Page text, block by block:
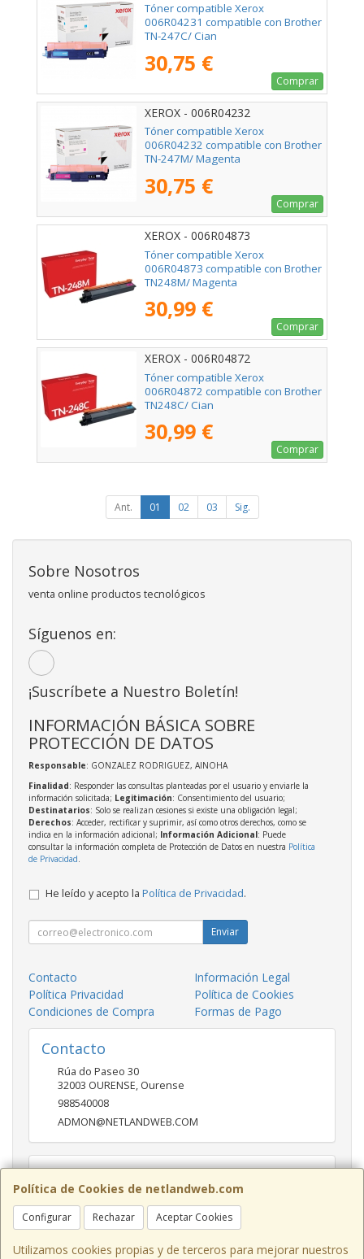
Tóner compatible Xerox
006R04231 compatible con Brother
TN-247C/ Cian
30,75 €
Comprar
XEROX - 006R04232
Tóner compatible Xerox
006R04232 compatible con Brother
TN-247M/ Magenta
30,75 €
Comprar
XEROX - 006R04873
Tóner compatible Xerox
006R04873 compatible con Brother
TN248M/ Magenta
30,99 €
Comprar
XEROX - 006R04872
Tóner compatible Xerox
006R04872 compatible con Brother
TN248C/ Cian
30,99 €
Comprar
Ant. 01 02 03 Sig.
Política de Cookies de netlandweb.com
Configurar Rechazar Aceptar Cookies
Utilizamos cookies propias y de terceros para mejorar nuestros
Sobre Nosotros
venta online productos tecnológicos
Síguenos en:
¡Suscríbete a Nuestro Boletín!
INFORMACIÓN BÁSICA SOBRE
PROTECCIÓN DE DATOS
Responsable: GONZALEZ RODRIGUEZ, AINOHA
Finalidad: Responder las consultas planteadas por el usuario y enviarle la
información solicitada; Legitimación: Consentimiento del usuario;
Destinatarios: Solo se realizan cesiones si existe una obligación legal;
Derechos: Acceder, rectificar y suprimir, así como otros derechos, como se
indica en la información adicional; Información Adicional: Puede
consultar la información completa de Protección de Datos en nuestra Política
de Privacidad.
He leído y acepto la Política de Privacidad.
Enviar
Contacto
Información Legal
Política Privacidad
Política de Cookies
Condiciones de Compra
Formas de Pago
Contacto
Rúa do Paseo 30
32003 OURENSE, Ourense
988540008
ADMON@NETLANDWEB.COM